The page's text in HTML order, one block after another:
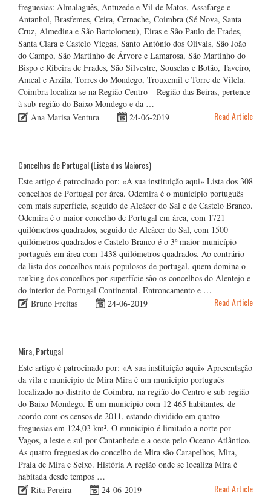
freguesias: Almalaguês, Antuzede e Vil de Matos, Assafarge e
Antanhol, Brasfemes, Ceira, Cernache, Coimbra (Sé Nova, Santa
Cruz, Almedina e São Bartolomeu), Eiras e São Paulo de Frades,
Santa Clara e Castelo Viegas, Santo António dos Olivais, São João
do Campo, São Martinho de Árvore e Lamarosa, São Martinho do
Bispo e Ribeira de Frades, São Silvestre, Souselas e Botão, Taveiro,
Ameal e Arzila, Torres do Mondego, Trouxemil e Torre de Vilela.
Coimbra localiza-se na Região Centro – Região das Beiras, pertence
à sub-região do Baixo Mondego e da …
Ana Marisa Ventura
24-06-2019 Read Article
Concelhos de Portugal (Lista dos Maiores)
Este artigo é patrocinado por: «A sua instituição aqui» Lista dos 308
concelhos de Portugal por área. Odemira é o município português
com mais superfície, seguido de Alcácer do Sal e de Castelo Branco.
Odemira é o maior concelho de Portugal em área, com 1721
quilómetros quadrados, seguido de Alcácer do Sal, com 1500
quilómetros quadrados e Castelo Branco é o 3º maior município
português em área com 1438 quilómetros quadrados. Ao contrário
da lista dos concelhos mais populosos de portugal, quem domina o
ranking dos concelhos por superfície são os concelhos do Alentejo e
do interior de Portugal Continental. Entroncamento e …
Bruno Freitas
24-06-2019 Read Article
Mira, Portugal
Este artigo é patrocinado por: «A sua instituição aqui» Apresentação
da vila e município de Mira Mira é um município português
localizado no distrito de Coimbra, na região do Centro e sub-região
do Baixo Mondego. É um município com 12 465 habitantes, de
acordo com os censos de 2011, estando dividido em quatro
freguesias em 124,03 km². O município é limitado a norte por
Vagos, a leste e sul por Cantanhede e a oeste pelo Oceano Atlântico.
As quatro freguesias do concelho de Mira são Carapelhos, Mira,
Praia de Mira e Seixo. História A região onde se localiza Mira é
habitada desde tempos …
Rita Pereira
24-06-2019 Read Article